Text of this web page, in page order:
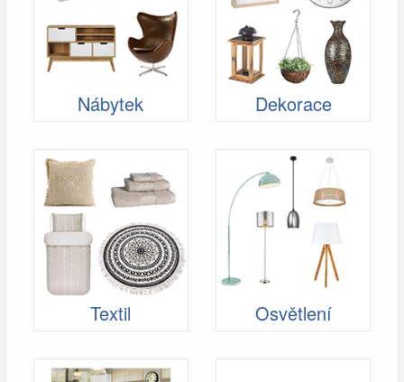
Nábytek Dekorace
Textil Osvětlení